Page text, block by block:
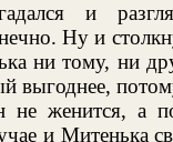
и
Ну и
ни тому, ни
выгоднее,
не женится, а
и Митенька